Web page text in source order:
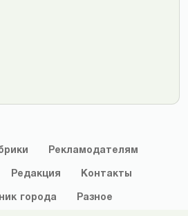
Рекламодателям
Редакция Контакты
города Разное